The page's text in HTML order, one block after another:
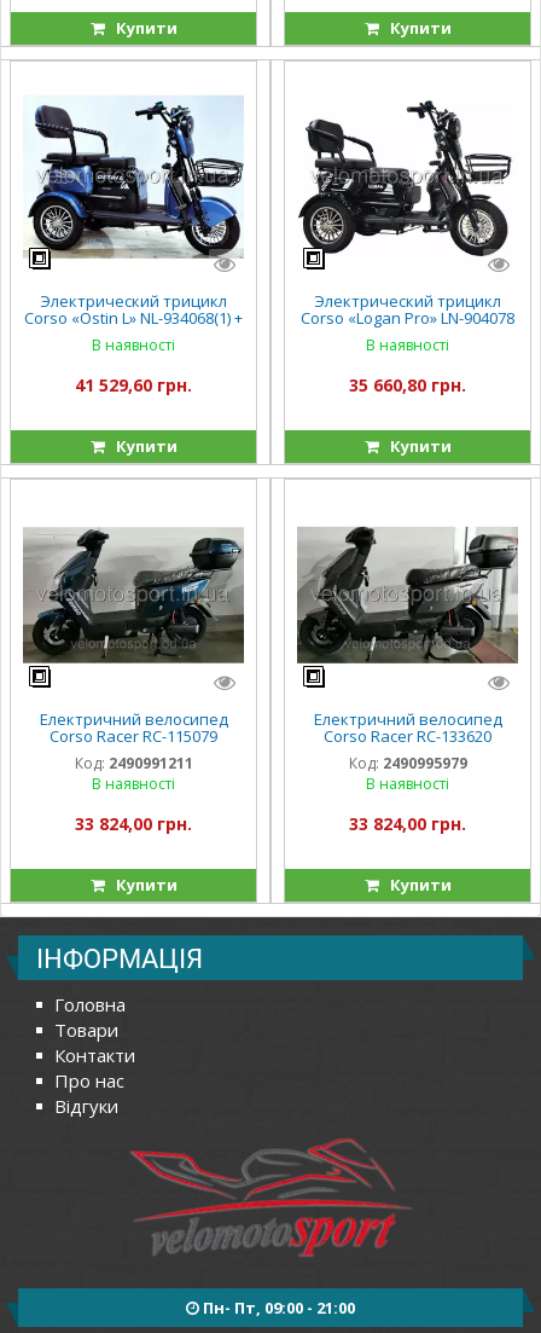
Купити Купити
Электрический трицикл
Corso «Ostin L» NL-934068(1) +
1 ЯЩИК АКУМ, двигатель
1200W, аккумулятор
фосфатный
В наявності
41 529,60 грн.
Купити
Электрический трицикл
Corso «Logan Pro» LN-904078
(1) + 1 ЯЩИК АКУМ,
двигатель 1200W,
колеса 300-10
В наявності
35 660,80 грн.
Купити
Електричний велосипед
Corso Racer RC-115079
двигун 1000W, акумулятор
72V/20Ah, в коробці
Код: 2490991211
В наявності
33 824,00 грн.
Купити
Електричний велосипед
Corso Racer RC-133620
1000W, акумулятор
72V/20Ah, в коробці
Код: 2490995979
В наявності
33 824,00 грн.
Купити
ІНФОРМАЦІЯ
Головна
Товари
Контакти
Про нас
Відгуки
Пн- Пт, 09:00 - 21:00